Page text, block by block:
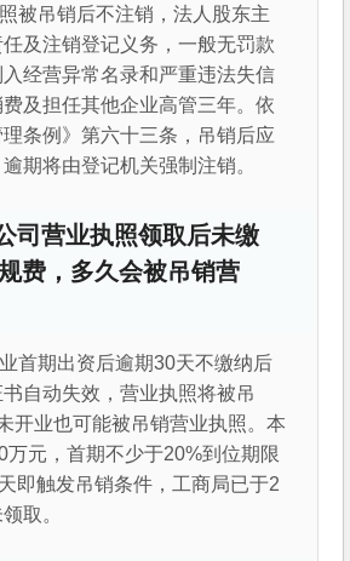
被吊销后不注销，法人股东主
及注销登记义务，一般无罚款
经营异常名录和严重违法失信
及担任其他企业高管三年。依
条例》第六十三条，吊销后应
期将由登记机关强制注销。
司营业执照领取后未缴
费，多久会被吊销营
首期出资后逾期30天不缴纳后
自动失效，营业执照将被吊
开业也可能被吊销营业执照。本
万元，首期不少于20%到位期限
即触发吊销条件，工商局已于2
取。